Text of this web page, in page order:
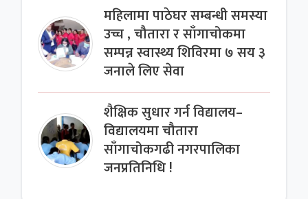
महिलामा पाठेघर सम्बन्धी समस्या
उच्च , चौतारा र साँगाचोकमा
सम्पन्न स्वास्थ्य शिविरमा ७ सय ३
जनाले लिए सेवा
शैक्षिक सुधार गर्न विद्यालय–
विद्यालयमा चौतारा
साँगाचोकगढी नगरपालिका
जनप्रतिनिधि !